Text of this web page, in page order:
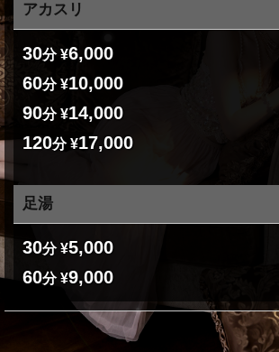
アカスリ
30分 ¥6,000
60分 ¥10,000
90分 ¥14,000
120分 ¥17,000
足湯
30分 ¥5,000
60分 ¥9,000